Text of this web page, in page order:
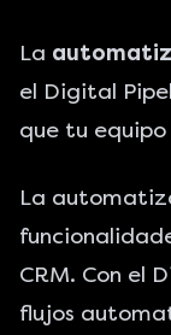
La
el Digital
que tu
La
CRM. Con el
flujos